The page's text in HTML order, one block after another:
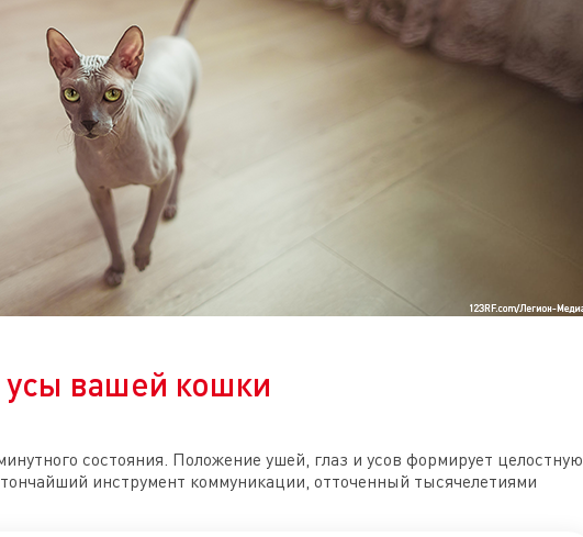
усы вашей кошки
состояния. Положение ушей, глаз и усов формирует целостную
инструмент коммуникации, отточенный тысячелетиями